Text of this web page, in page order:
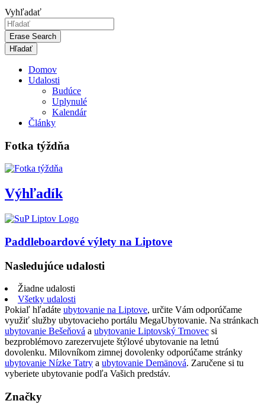
Vyhľadať
Erase Search
Domov
Udalosti
Budúce
Uplynulé
Kalendár
Články
Fotka týždňa
Výhľadík
Paddleboardové výlety na Liptove
Nasledujúce udalosti
Žiadne udalosti
Všetky udalosti
Pokiaľ hľadáte ubytovanie na Liptove, určite Vám odporúčame
využiť služby ubytovacieho portálu MegaUbytovanie. Na stránkach
ubytovanie Bešeňová a ubytovanie Liptovský Trnovec si
bezproblémovo zarezervujete štýlové ubytovanie na letnú
dovolenku. Milovníkom zimnej dovolenky odporúčame stránky
ubytovanie Nízke Tatry a ubytovanie Demänová. Zaručene si tu
vyberiete ubytovanie podľa Vašich predstáv.
Značky